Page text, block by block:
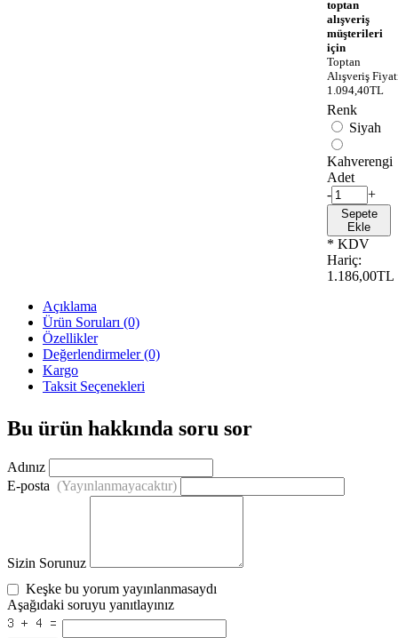
toptan
alışveriş
müşterileri
için
Toptan
Alışveriş
1.094,40TL
Renk
Siyah
Kahverengi
Adet
-
+
Sepete
Ekle
* KDV
Hariç:
1.186,00TL
Açıklama
Ürün Soruları (0)
Özellikler
Değerlendirmeler (0)
Kargo
Taksit Seçenekleri
Bu ürün hakkında soru sor
Adınız
E-posta (Yayınlanmayacaktır)
Sizin Sorunuz
Keşke bu yorum yayınlanmasaydı
Aşağıdaki soruyu yanıtlayınız